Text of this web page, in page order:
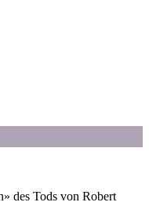
des Tods von Robert